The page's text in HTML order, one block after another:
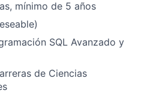
mínimo de 5 años
SQL Avanzado y
de Ciencias